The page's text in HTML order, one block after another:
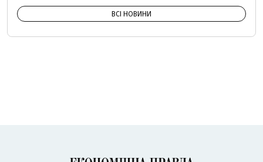
ВСІ НОВИНИ